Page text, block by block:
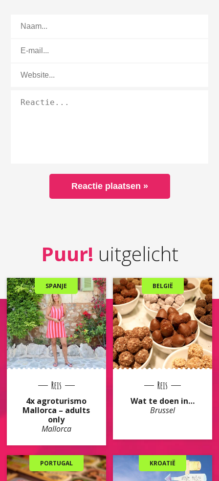
Puur! uitgelicht
SPANJE
Reis
4x agroturismo
Mallorca – adults
only
Mallorca
BELGIË
Reis
Wat te doen in…
Brussel
PORTUGAL KROATIË